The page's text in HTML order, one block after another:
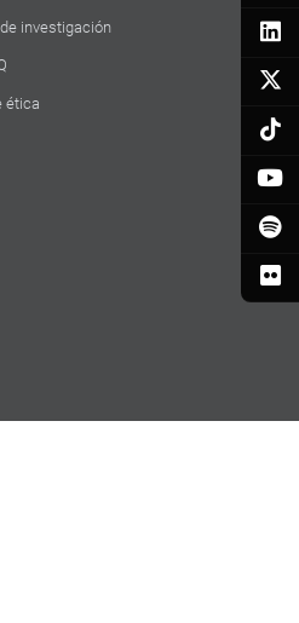
investigación
ética